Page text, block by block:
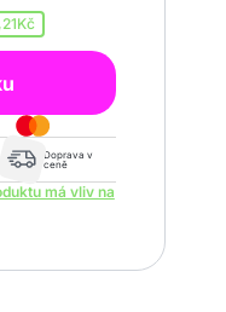
Doprava v
ceně
má vliv na